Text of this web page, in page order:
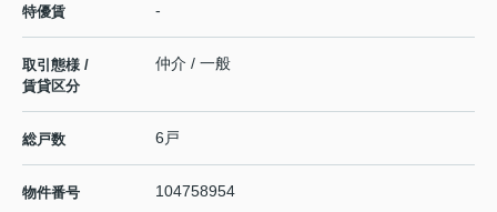
特優賃 -
取引態様 /
賃貸区分
仲介 / 一般
総戸数 6戸
物件番号 104758954